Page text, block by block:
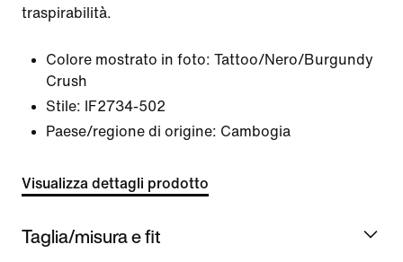
traspirabilità.
Colore mostrato in foto: Tattoo/Nero/Burgundy
Crush
Stile:
IF2734-502
Paese/regione di origine: Cambogia
Visualizza dettagli prodotto
Taglia/misura e fit